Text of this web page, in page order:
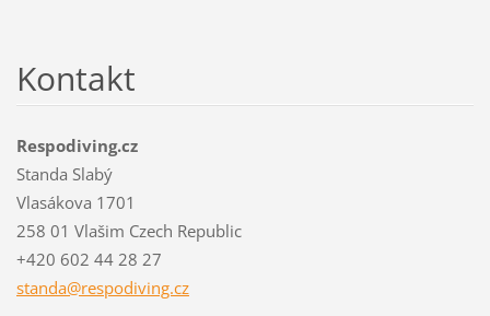
Kontakt
Respodiving.cz
Standa Slabý
Vlasákova 1701
258 01 Vlašim Czech Republic
+420 602 44 28 27
standa@respodiving.cz